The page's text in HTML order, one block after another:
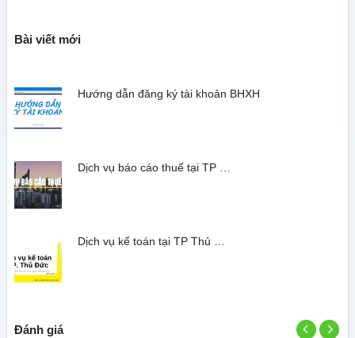
Bài viết mới
Hướng dẫn đăng ký tài khoản BHXH
Dịch vụ báo cáo thuế tại TP …
Dịch vụ kế toán tại TP Thủ …
Đánh giá